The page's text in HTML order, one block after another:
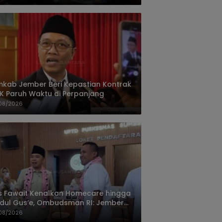
Jember Beri Kepastian Kontrak
Paruh Waktu di Perpanjang
2026
Fawait Kenalkan Homecare hingga
Gus’e, Ombudsman RI: Jember
Hadirkan Layanan Kualitas
2026